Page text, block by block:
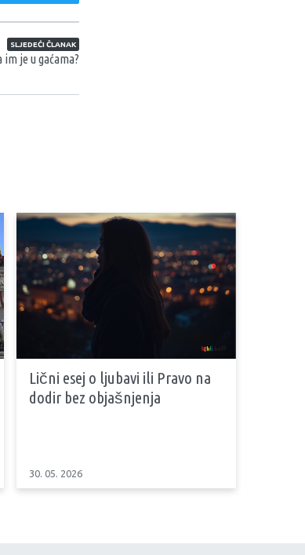
SLJEDEĆI ČLANAK
im je u gaćama?
Lični esej o ljubavi ili Pravo na
dodir bez objašnjenja
30. 05. 2026